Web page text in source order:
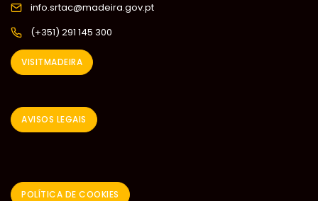
info.srtac@madeira.gov.pt
(+351) 291 145 300
VISITMADEIRA
AVISOS LEGAIS
POLÍTICA DE COOKIES